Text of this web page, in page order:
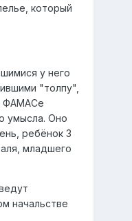
который
у него
"толпу",
ФАМАСе
умысла. Оно
ребёнок 3
младшего
начальстве